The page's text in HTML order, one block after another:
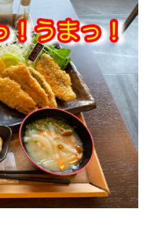
リバートレッキン
グ